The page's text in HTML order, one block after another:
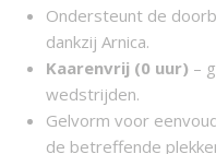
Ondersteunt de
dankzij Arnica.
Kaarenvrij (0 uur) –
wedstrijden.
Gelvorm voor
de betreffende